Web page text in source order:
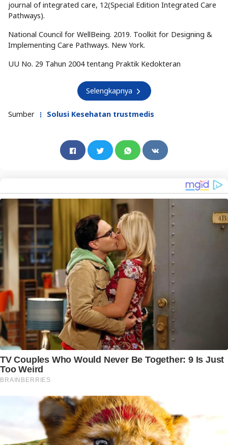
journal of integrated care, 12(Special Edition Integrated Care
Pathways).
National Council for WellBeing. 2019. Toolkit for Designing &
Implementing Care Pathways. New York.
UU No. 29 Tahun 2004 tentang Praktik Kedokteran
Selengkapnya
Sumber Solusi Kesehatan trustmedis